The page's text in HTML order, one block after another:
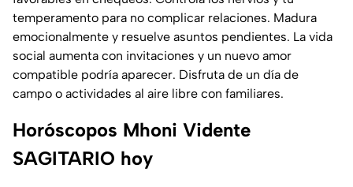
temperamento para no complicar relaciones. Madura
emocionalmente y resuelve asuntos pendientes. La vida
social aumenta con invitaciones y un nuevo amor
compatible podría aparecer. Disfruta de un día de
campo o actividades al aire libre con familiares.
Horóscopos Mhoni Vidente
SAGITARIO hoy